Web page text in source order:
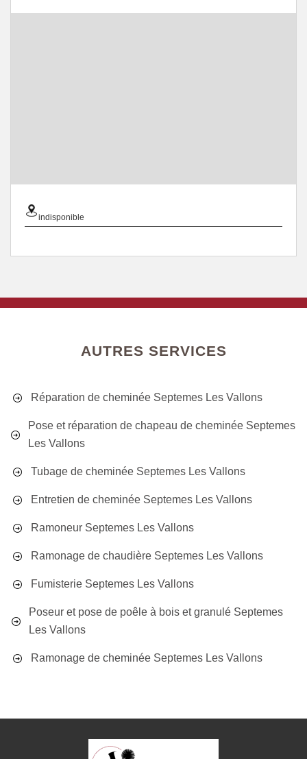
indisponible
AUTRES SERVICES
Réparation de cheminée Septemes Les Vallons
Pose et réparation de chapeau de cheminée Septemes
Les Vallons
Tubage de cheminée Septemes Les Vallons
Entretien de cheminée Septemes Les Vallons
Ramoneur Septemes Les Vallons
Ramonage de chaudière Septemes Les Vallons
Fumisterie Septemes Les Vallons
Poseur et pose de poêle à bois et granulé Septemes
Les Vallons
Ramonage de cheminée Septemes Les Vallons